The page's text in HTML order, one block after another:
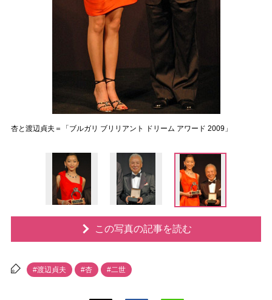
杏と渡辺貞夫＝「ブルガリ ブリリアント ドリーム アワード 2009」
この写真の記事を読む
#渡辺貞夫 #杏 #二世